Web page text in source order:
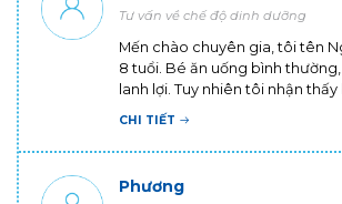
Tư vấn về chế độ dinh dưỡng
Mến chào chuyên gia, tôi tên
8 tuổi. Bé ăn uống bình
lanh lợi. Tuy nhiên tôi nhận
đứng cùng các bé khác cùng
ba mẹ ko cao thì con có cao
CHI TIẾT
Phương